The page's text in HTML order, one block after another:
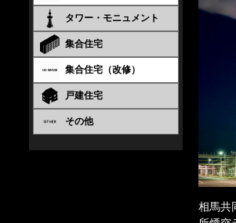
タワー・モニュメント
集合住宅
集合住宅（改修）
戸建住宅
その他
相馬共